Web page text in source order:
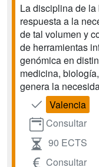
La disciplina de
respuesta a la
de tal volumen y
de herramientas
genómica en
medicina,
genera la
Valencia
Consultar
90 ECTS
Consultar